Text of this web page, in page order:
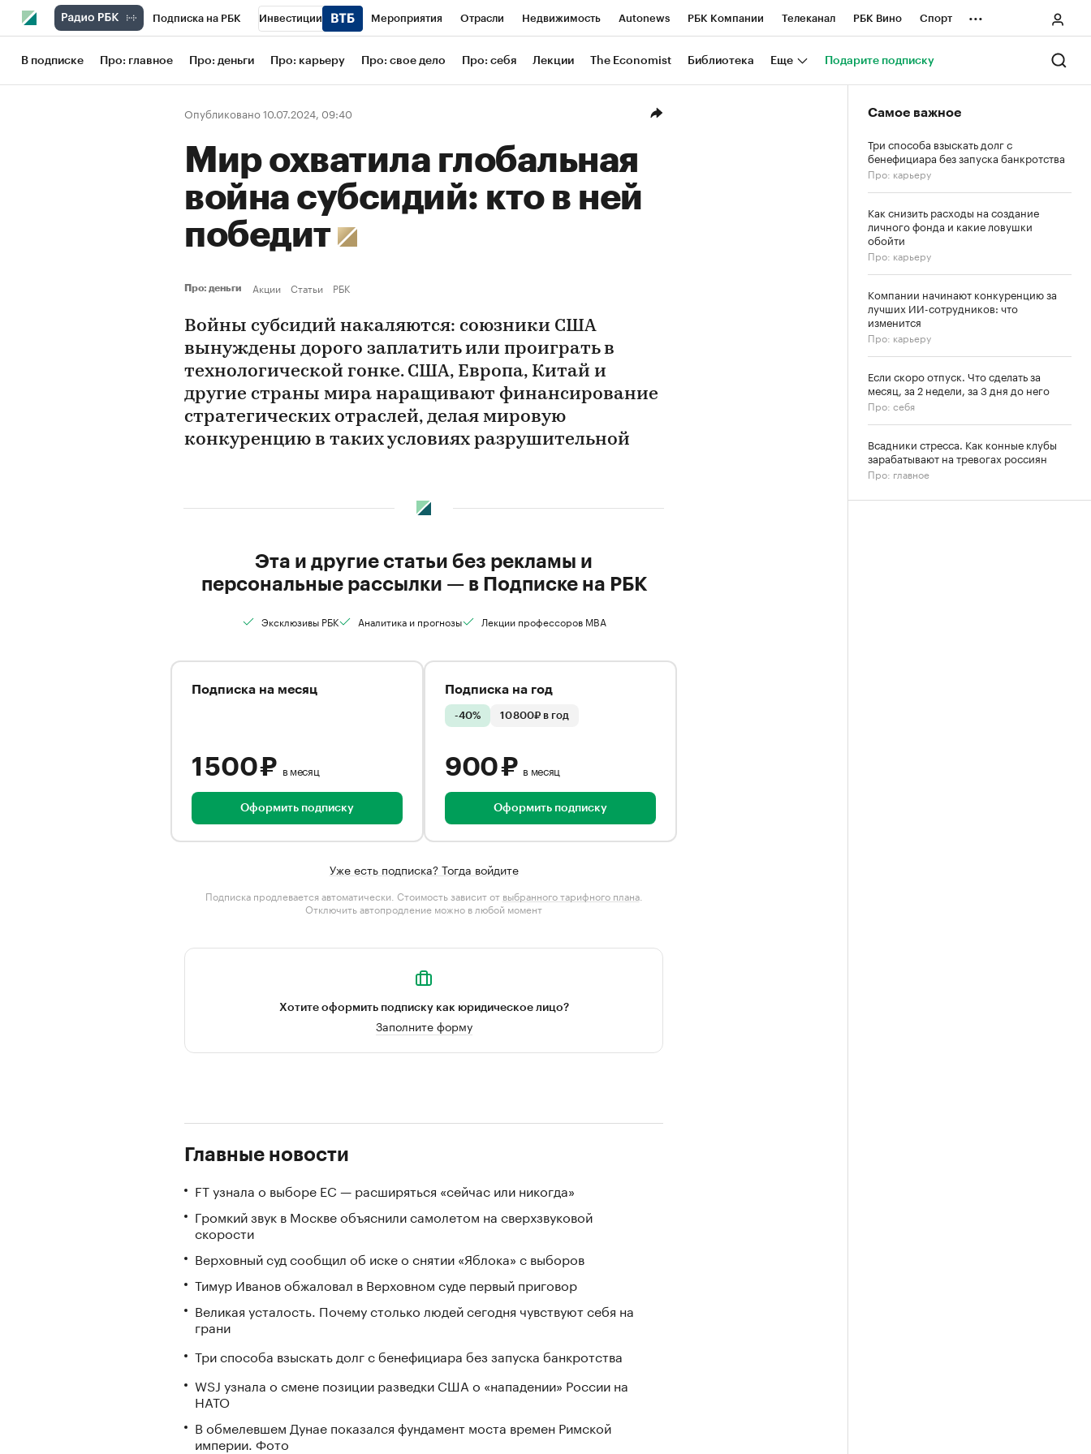
Подписка на РБК Инвестиции Мероприятия Отрасли Недвижимость Autonews РБК Компании Телеканал РБК Вино Спорт
Школа управления РБК РБК Образование РБК Life Тренды Визионеры Национальные проекты Город
Рынок наличной валюты
...
В подписке Про: главное Про: деньги Про: карьеру Про: свое дело Про: себя Лекции The Economist Библиотека Еще Подарите подписку
Опубликовано 10.07.2024, 09:40
Мир охватила глобальная
война субсидий: кто в ней
победит
Про: деньги Акции Статьи РБК
Войны субсидий накаляются: союзники США
вынуждены дорого заплатить или проиграть в
технологической гонке. США, Европа, Китай и
другие страны мира наращивают финансирование
стратегических отраслей, делая мировую
конкуренцию в таких условиях разрушительной
Эта и другие статьи без рекламы и
персональные рассылки — в Подписке на РБК
Эксклюзивы РБК Аналитика и прогнозы Лекции профессоров MBA
Подписка на месяц
1 500 ₽ в месяц
Оформить подписку
Подписка на год
-40% 10 800₽ в год
900 ₽ в месяц
Оформить подписку
Уже есть подписка? Тогда войдите
Подписка продлевается автоматически. Стоимость зависит от выбранного тарифного плана.
Отключить автопродление можно в любой момент
Хотите оформить подписку как юридическое лицо?
Заполните форму
Главные новости
FT узнала о выборе ЕС — расширяться «сейчас или никогда»
Громкий звук в Москве объяснили самолетом на сверхзвуковой
скорости
Верховный суд сообщил об иске о снятии «Яблока» с выборов
Тимур Иванов обжаловал в Верховном суде первый приговор
Великая усталость. Почему столько людей сегодня чувствуют себя на
грани
Три способа взыскать долг с бенефициара без запуска банкротства
WSJ узнала о смене позиции разведки США о «нападении» России на
НАТО
В обмелевшем Дунае показался фундамент моста времен Римской
империи. Фото
Самое важное
Три способа взыскать долг с
бенефициара без запуска банкротства
Про: карьеру
Как снизить расходы на создание
личного фонда и какие ловушки
обойти
Про: карьеру
Компании начинают конкуренцию за
лучших ИИ-сотрудников: что
изменится
Про: карьеру
Если скоро отпуск. Что сделать за
месяц, за 2 недели, за 3 дня до него
Про: себя
Всадники стресса. Как конные клубы
зарабатывают на тревогах россиян
Про: главное